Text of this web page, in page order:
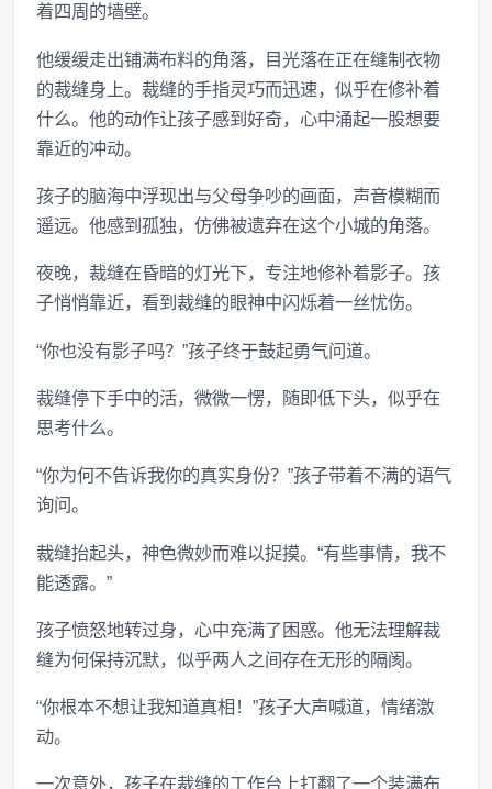
着四周的墙壁。
他缓缓走出铺满布料的角落，目光落在正在缝制衣物
的裁缝身上。裁缝的手指灵巧而迅速，似乎在修补着
什么。他的动作让孩子感到好奇，心中涌起一股想要
靠近的冲动。
孩子的脑海中浮现出与父母争吵的画面，声音模糊而
遥远。他感到孤独，仿佛被遗弃在这个小城的角落。
夜晚，裁缝在昏暗的灯光下，专注地修补着影子。孩
子悄悄靠近，看到裁缝的眼神中闪烁着一丝忧伤。
“你也没有影子吗？”孩子终于鼓起勇气问道。
裁缝停下手中的活，微微一愣，随即低下头，似乎在
思考什么。
“你为何不告诉我你的真实身份？”孩子带着不满的语气
询问。
裁缝抬起头，神色微妙而难以捉摸。“有些事情，我不
能透露。”
孩子愤怒地转过身，心中充满了困惑。他无法理解裁
缝为何保持沉默，似乎两人之间存在无形的隔阂。
“你根本不想让我知道真相！”孩子大声喊道，情绪激
动。
一次意外，孩子在裁缝的工作台上打翻了一个装满布